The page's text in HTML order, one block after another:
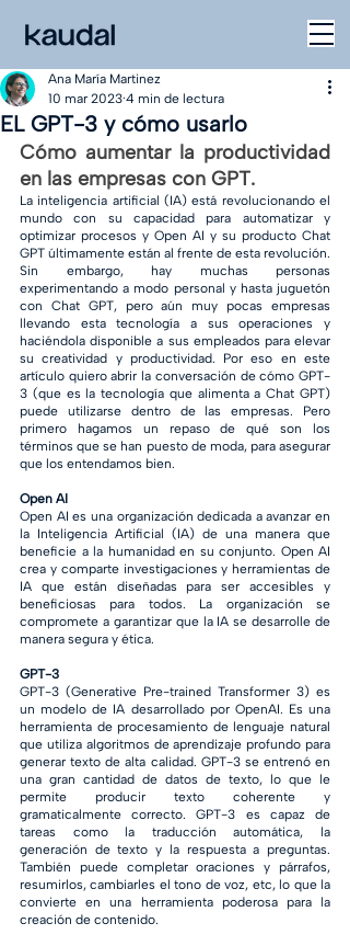
EL GPT-3 y cómo usarlo
Ana María Martinez
10 mar 2023 4 min de lectura
Cómo aumentar la productividad
en las empresas con GPT.
La inteligencia artificial (IA) está revolucionando el
mundo con su capacidad para automatizar y
optimizar procesos y Open AI y su producto Chat
GPT últimamente están al frente de esta revolución.
Sin embargo, hay muchas personas
experimentando a modo personal y hasta juguetón
con Chat GPT, pero aún muy pocas empresas
llevando esta tecnología a sus operaciones y
haciéndola disponible a sus empleados para elevar
su creatividad y productividad. Por eso en este
artículo quiero abrir la conversación de cómo GPT-
3 (que es la tecnología que alimenta a Chat GPT)
puede utilizarse dentro de las empresas. Pero
primero hagamos un repaso de qué son los
términos que se han puesto de moda, para asegurar
que los entendamos bien.
Open AI
Open AI es una organización dedicada a avanzar en
la Inteligencia Artificial (IA) de una manera que
beneficie a la humanidad en su conjunto. Open AI
crea y comparte investigaciones y herramientas de
IA que están diseñadas para ser accesibles y
beneficiosas para todos. La organización se
compromete a garantizar que la IA se desarrolle de
manera segura y ética.
GPT-3
GPT-3 (Generative Pre-trained Transformer 3) es
un modelo de IA desarrollado por OpenAI. Es una
herramienta de procesamiento de lenguaje natural
que utiliza algoritmos de aprendizaje profundo para
generar texto de alta calidad. GPT-3 se entrenó en
una gran cantidad de datos de texto, lo que le
permite producir texto coherente y
gramaticalmente correcto. GPT-3 es capaz de
tareas como la traducción automática, la
generación de texto y la respuesta a preguntas.
También puede completar oraciones y párrafos,
resumirlos, cambiarles el tono de voz, etc, lo que la
convierte en una herramienta poderosa para la
creación de contenido.